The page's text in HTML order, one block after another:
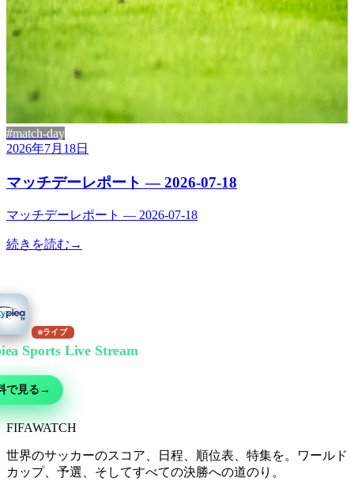
#match-day
2026年7月18日
マッチデーレポート — 2026-07-18
マッチデーレポート — 2026-07-18
続きを読む →
ライブ
Sports Live Streamで無料視聴
で見る →
FIFAWATCH
世界のサッカーのスコア、日程、順位表、特集を。ワールド
カップ、予選、そしてすべての決勝への道のり。